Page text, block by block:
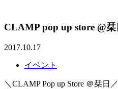
CLAMP pop up store @
2017.10.17
イベント
＼CLAMP Pop up Store ＠栞